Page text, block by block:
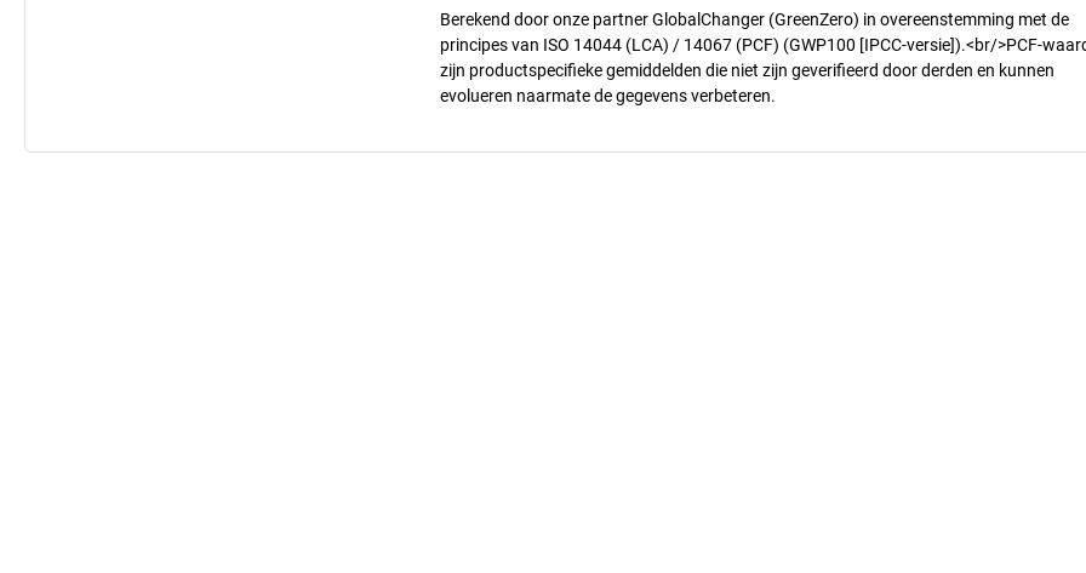
Berekend door onze partner GlobalChanger (GreenZero) in overeenstemming met de
principes van ISO 14044 (LCA) / 14067 (PCF) (GWP100 [IPCC-versie]).<br/>PCF-
zijn productspecifieke gemiddelden die niet zijn geverifieerd door derden en kunnen
evolueren naarmate de gegevens verbeteren.